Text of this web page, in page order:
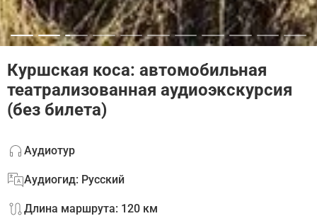
Куршская коса: автомобильная
театрализованная аудиоэкскурсия
(без билета)
Аудиотур
Аудиогид: Русский
Длина маршрута: 120 км